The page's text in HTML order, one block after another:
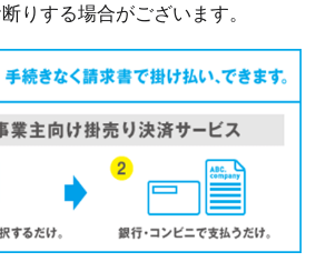
りする場合がございます。